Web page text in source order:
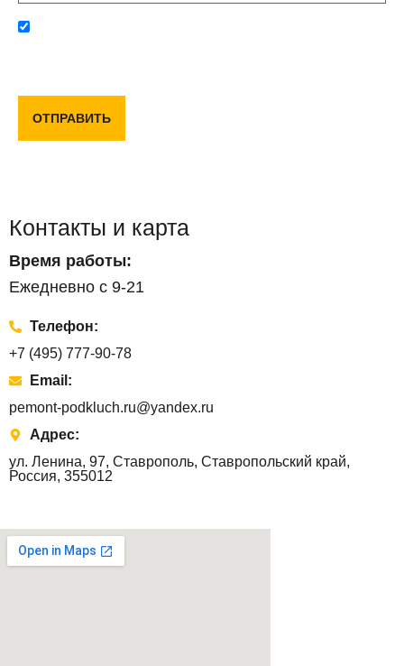
ОТПРАВИТЬ
Контакты и карта
Время работы:
Ежедневно с 9-21
Телефон:
+7 (495) 777-90-78
Email:
pemont-podkluch.ru@yandex.ru
Адрес:
ул. Ленина, 97, Ставрополь, Ставропольский край,
Россия, 355012